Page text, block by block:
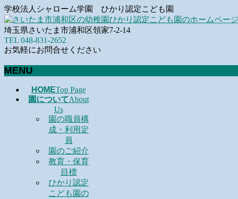
学校法人シャローム学園 ひかり認定こども園
埼玉県さいたま市浦和区領家7-2-14
TEL 048-831-2652
お気軽にお問合せください
MENU
HOMETop Page
園についてAbout
Us
園の職員構
成・利用定
員
園のご紹介
教育・保育
目標
ひかり認定
こども園の